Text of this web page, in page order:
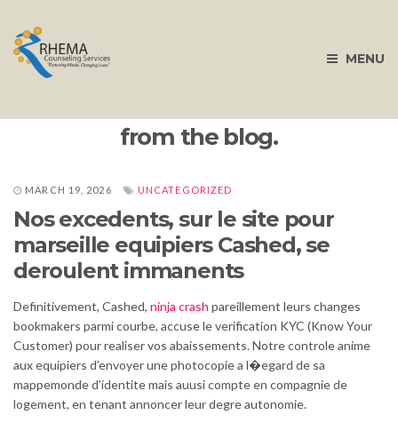
MENU
from the blog.
MARCH 19, 2026 UNCATEGORIZED
Nos excedents, sur le site pour
marseille equipiers Cashed, se
deroulent immanents
Definitivement, Cashed, ninja crash pareillement leurs changes
bookmakers parmi courbe, accuse le verification KYC (Know Your
Customer) pour realiser vos abaissements. Notre controle anime
aux equipiers d’envoyer une photocopie a l�egard de sa
mappemonde d’identite mais auusi compte en compagnie de
logement, en tenant annoncer leur degre autonomie.